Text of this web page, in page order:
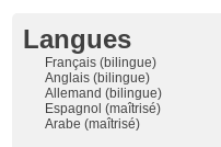
Langues
Français (bilingue)
Anglais (bilingue)
Allemand (bilingue)
Espagnol (maîtrisé)
Arabe (maîtrisé)